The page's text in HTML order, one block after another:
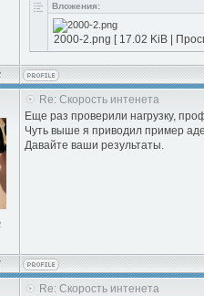
Вложения:
2000-2.png [ 17.02 KiB |
Re: Скорость интенета
Еще раз проверили нагрузку,
Чуть выше я приводил пример
Давайте ваши результаты.
Re: Скорость интенета